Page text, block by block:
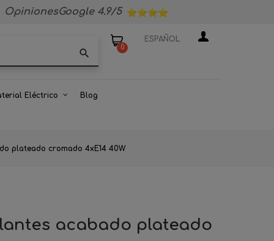
OpinionesGoogle 4.9/5
search 0
ESPAÑOL
Eléctrico Blog
plateado cromado 4xE14 40W
acabado plateado